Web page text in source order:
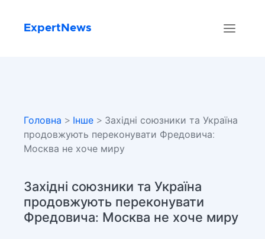
ExpertNews
Головна > Інше > Західні союзники та Україна
продовжують переконувати Фредовича:
Москва не хоче миру
Західні союзники та Україна
продовжують переконувати
Фредовича: Москва не хоче миру